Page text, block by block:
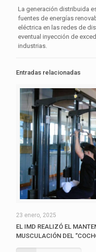
La generación distribuida
fuentes de energías
eléctrica en las redes de
eventual inyección de
industrias.
Entradas relacionadas
23 enero, 2025
EL IMD REALIZÓ EL
MUSCULACIÓN DEL